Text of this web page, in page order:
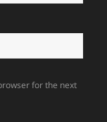
for the next